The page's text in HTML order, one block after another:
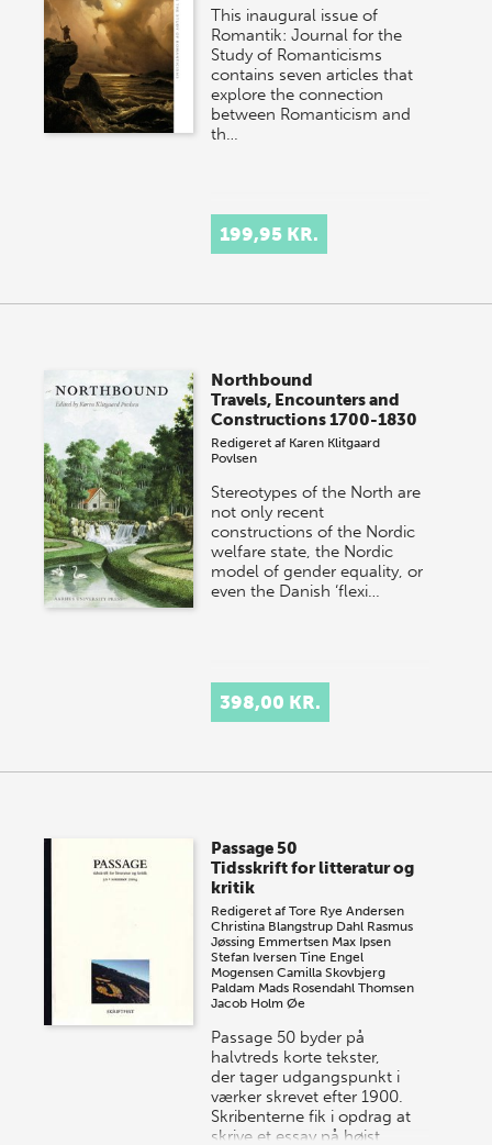
This inaugural issue of
Romantik: Journal for the
Study of Romanticisms
contains seven articles that
explore the connection
between Romanticism and
th…
199,95 KR.
Northbound
Travels, Encounters and
Constructions 1700-1830
Redigeret af Karen Klitgaard
Povlsen
Stereotypes of the North are
not only recent
constructions of the Nordic
welfare state, the Nordic
model of gender equality, or
even the Danish ‘flexi…
398,00 KR.
Passage 50
Tidsskrift for litteratur og
kritik
Redigeret afTore Rye Andersen
Christina Blangstrup Dahl Rasmus
Jøssing Emmertsen Max Ipsen
Stefan Iversen Tine Engel
Mogensen Camilla Skovbjerg
Paldam Mads Rosendahl Thomsen
Jacob Holm Øe
Passage 50 byder på
halvtreds korte tekster,
der tager udgangspunkt i
værker skrevet efter 1900.
Skribenterne fik i opdrag at
skrive et essay på højst…